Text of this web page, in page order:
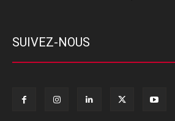
SUIVEZ-NOUS